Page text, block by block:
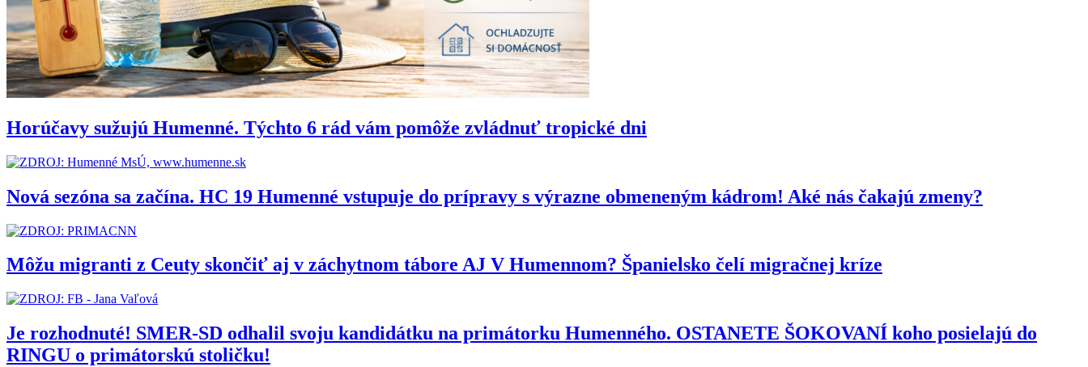
Horúčavy sužujú Humenné. Týchto 6 rád vám pomôže zvládnuť tropické dni
Nová sezóna sa začína. HC 19 Humenné vstupuje do prípravy s výrazne obmeneným kádrom! Aké nás čakajú zmeny?
Môžu migranti z Ceuty skončiť aj v záchytnom tábore AJ V Humennom? Španielsko čelí migračnej kríze
Je rozhodnuté! SMER-SD odhalil svoju kandidátku na primátorku Humenného. OSTANETE ŠOKOVANÍ koho posielajú do
RINGU o primátorskú stoličku!